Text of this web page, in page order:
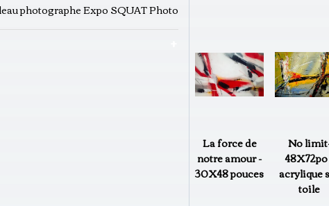
photographe Expo SQUAT Photo
La force de
notre amour -
30X48 pouces
No
acrylique
toile